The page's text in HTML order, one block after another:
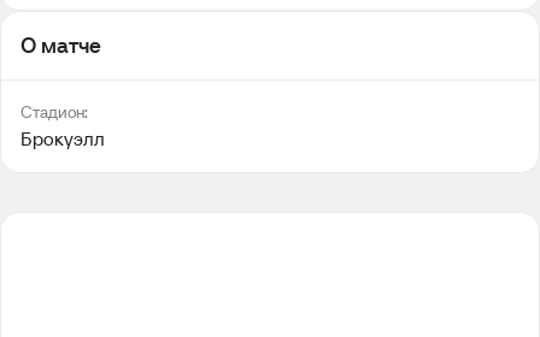
О матче
Стадион:
Брокуэлл